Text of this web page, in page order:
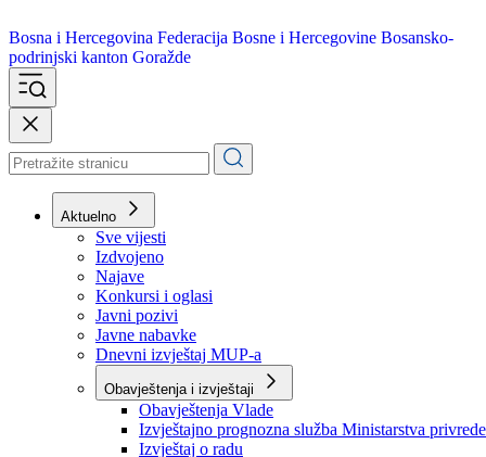
Bosna i Hercegovina
podrinjski kanton Goražde
Aktuelno
Sve vijesti
Izdvojeno
Najave
Konkursi i oglasi
Javni pozivi
Javne nabavke
Dnevni izvještaj MUP-a
Obavještenja i izvještaji